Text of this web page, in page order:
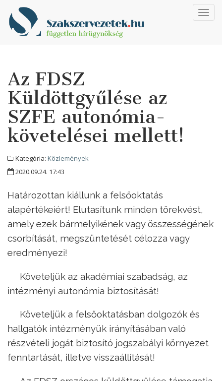
Az FDSZ
Küldöttgyűlése az
SZFE autonómia-
követelései mellett!
Kategória: Közlemények
2020.09.24. 17:43
Határozottan kiállunk a felsőoktatás
alapértékeiért! Elutasítunk minden törekvést,
amely ezek bármelyikének vagy összességének
csorbítását, megszüntetését célozza vagy
eredményezi!
Követeljük az akadémiai szabadság, az
intézményi autonómia biztosítását!
Követeljük a felsőoktatásban dolgozók és
hallgatók intézményük irányításában való
részvételi jogát biztosító jogszabályi környezet
fenntartását, illetve visszaállítását!